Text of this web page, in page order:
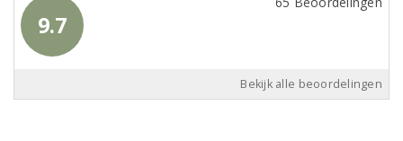
9.7
Bekijk alle beoordelingen